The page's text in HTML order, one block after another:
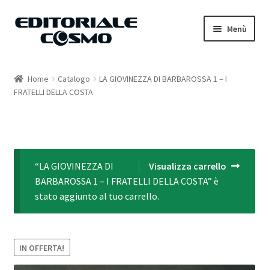
Vai
Vai
Menù
Catalogo
Home Catalogo
LA GIOVINEZZA DI BARBAROSSA 1 – I
FRATELLI DELLA COSTA
Visualizza carrello
“LA GIOVINEZZA DI
BARBAROSSA 1 – I FRATELLI DELLA COSTA” è
stato aggiunto al tuo carrello.
IN OFFERTA!